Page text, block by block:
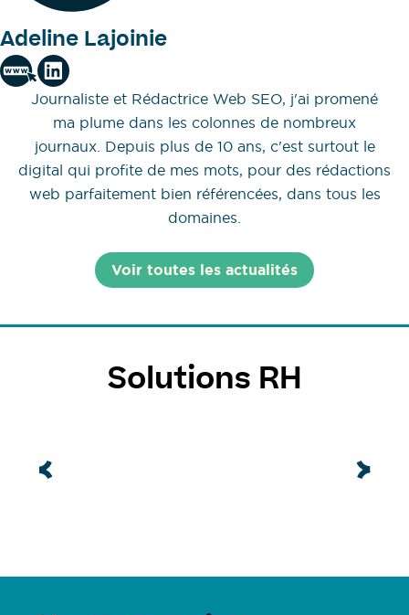
Adeline Lajoinie
Journaliste et Rédactrice Web SEO, j'ai promené
ma plume dans les colonnes de nombreux
journaux. Depuis plus de 10 ans, c'est surtout le
digital qui profite de mes mots, pour des rédactions
web parfaitement bien référencées, dans tous les
domaines.
Voir toutes les actualités
Solutions RH